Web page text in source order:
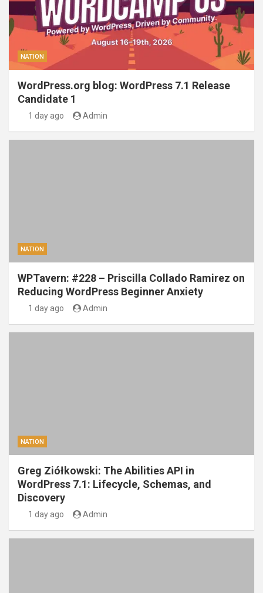
NATION
WordPress.org blog: WordPress 7.1 Release
Candidate 1
1 day ago Admin
NATION
WPTavern: #228 – Priscilla Collado Ramirez on
Reducing WordPress Beginner Anxiety
1 day ago Admin
NATION
Greg Ziółkowski: The Abilities API in
WordPress 7.1: Lifecycle, Schemas, and
Discovery
1 day ago Admin